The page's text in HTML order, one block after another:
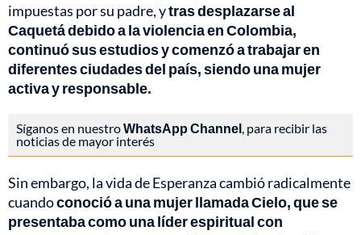
impuestas por su padre, ytras desplazarse al
Caquetá debido a la violencia en Colombia,
continuó sus estudios y comenzó a trabajar en
diferentes ciudades del país, siendo una mujer
activa y responsable.
Síganos en nuestroWhatsApp Channel, para recibir las
noticias de mayor interés
Sin embargo, la vida de Esperanza cambió radicalmente
cuandoconoció a una mujer llamada Cielo, que se
presentaba como una líder espiritual con